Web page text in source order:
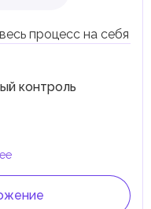
процесс на себя
контроль